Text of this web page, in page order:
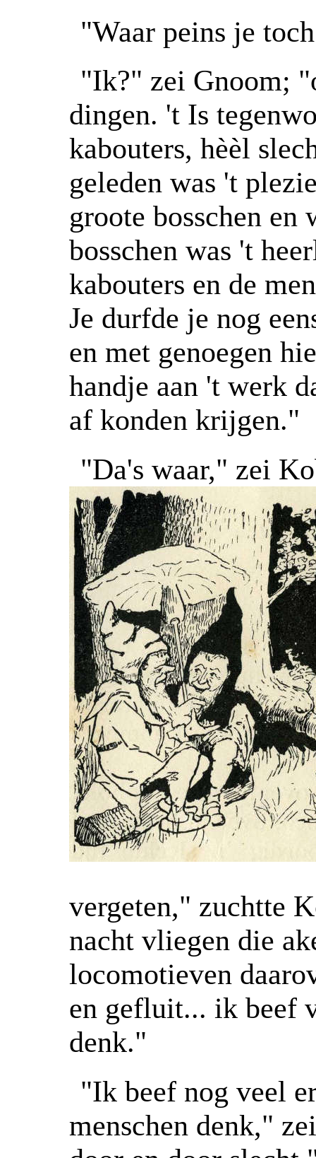
"Waar peins je
"Ik?" zei Gnoom;
dingen. 't Is
kabouters, hèèl
geleden was 't
groote bosschen
bosschen was 't
kabouters en de
Je durfde je nog
en met genoegen
handje aan 't werk
af konden krijgen."
"Da's waar," zei
vergeten," zuchtte
nacht vliegen die
locomotieven
en gefluit... ik beef
denk."
"Ik beef nog veel
menschen denk,"